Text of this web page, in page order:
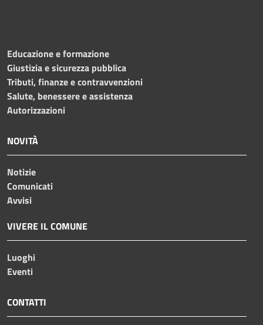
Educazione e formazione
Giustizia e sicurezza pubblica
Tributi, finanze e contravvenzioni
Salute, benessere e assistenza
Autorizzazioni
NOVITÀ
Notizie
Comunicati
Avvisi
VIVERE IL COMUNE
Luoghi
Eventi
CONTATTI